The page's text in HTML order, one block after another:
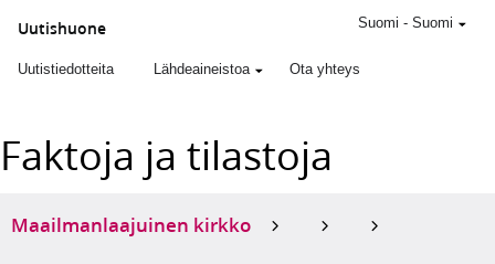
Uutishuone
Uutistiedotteita Lähdeaineistoa Ota yhteys
Suomi - Suomi
Faktoja ja tilastoja
Maailmanlaajuinen kirkko